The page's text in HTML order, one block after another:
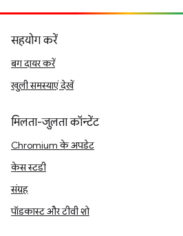
सहयोग करें
बग दायर करें
खुली समस्याएं देखें
मिलता-जुलता कॉन्टेंट
Chromium के अपडेट
केस स्टडी
संग्रह
पॉडकास्ट और टीवी शो